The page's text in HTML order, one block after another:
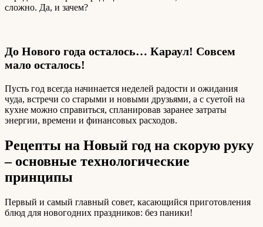
сложно. Да, и зачем?
До Нового года осталось… Караул! Совсем
мало осталось!
Пусть год всегда начинается неделей радости и ожидания
чуда, встречи со старыми и новыми друзьями, а с суетой на
кухне можно справиться, спланировав заранее затраты
энергии, времени и финансовых расходов.
Рецепты на Новый год на скорую руку
– основные технологические
принципы
Первый и самый главный совет, касающийся приготовления
блюд для новогодних праздников: без паники!